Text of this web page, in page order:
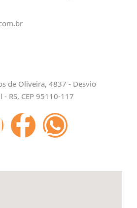
de Oliveira, 4837 - Desvio
- RS, CEP 95110-117
F
c
W
a